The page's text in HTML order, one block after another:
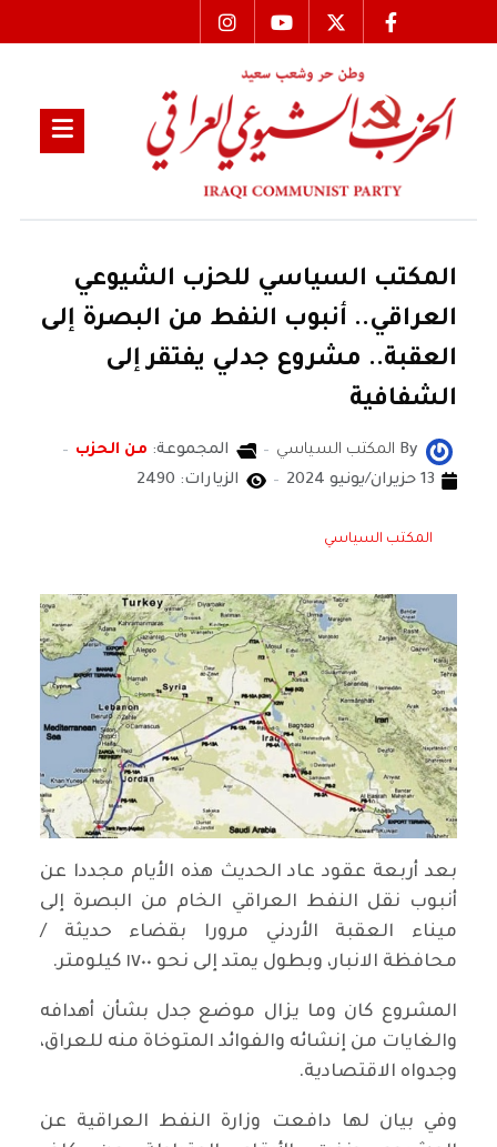
المكتب السياسي للحزب الشيوعي
العراقي.. أنبوب النفط من البصرة إلى
العقبة.. مشروع جدلي يفتقر إلى
الشفافية
By المكتب السياسي المجموعة: من الحزب
13 حزيران/يونيو 2024
الزيارات: 2490
المكتب السياسي
بعد أربعة عقود عاد الحديث هذه الأيام مجددا عن
أنبوب نقل النفط العراقي الخام من البصرة إلى
ميناء العقبة الأردني مرورا بقضاء حديثة /
محافظة الانبار، وبطول يمتد إلى نحو ١٧٠٠ كيلومتر.
المشروع كان وما يزال موضع جدل بشأن أهدافه
والغايات من إنشائه والفوائد المتوخاة منه للعراق،
وجدواه الاقتصادية.
وفي بيان لها دافعت وزارة النفط العراقية عن